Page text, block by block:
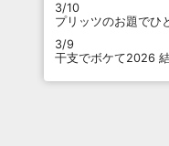
3/10
プリッツのお題でひ
3/9
干支でボケて2026